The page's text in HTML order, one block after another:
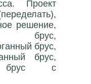
Проект
решение,
брус,
брус,
брус,
брус с